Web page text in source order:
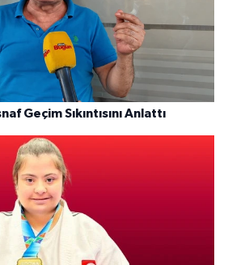
Geçim Sıkıntısını Anlattı